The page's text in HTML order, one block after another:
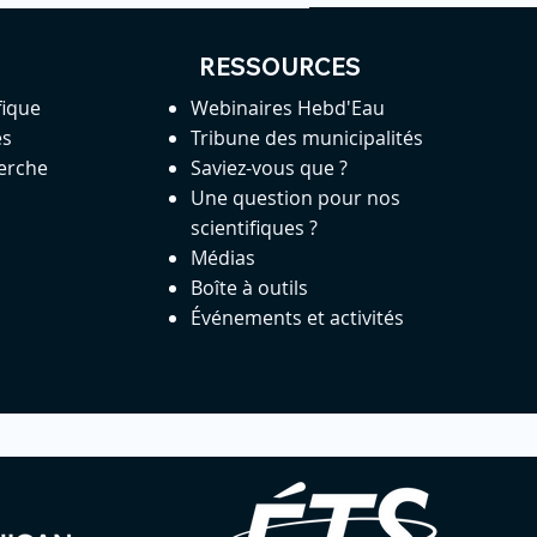
RESSOURCES
Webinaires Hebd'Eau
Tribune des municipalités
Saviez-vous que ?
Une question pour nos
scientifiques ?
Médias
Boîte à outils
Événements et activités